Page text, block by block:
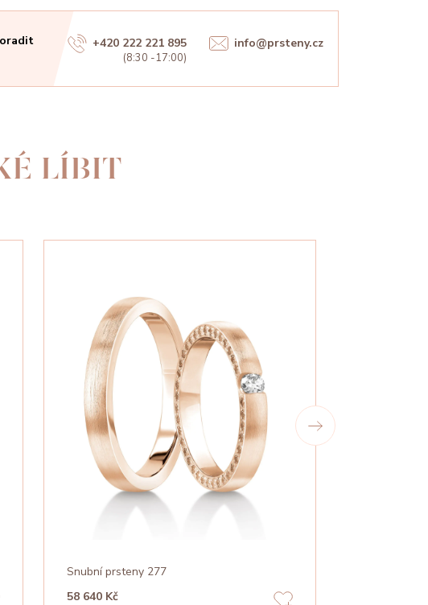
+420 222 221 895
(8:30 -17:00)
info@prsteny.cz
LÍBIT
Snubní prsteny 277
58 640 Kč